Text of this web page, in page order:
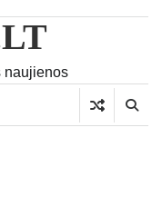
naujienos